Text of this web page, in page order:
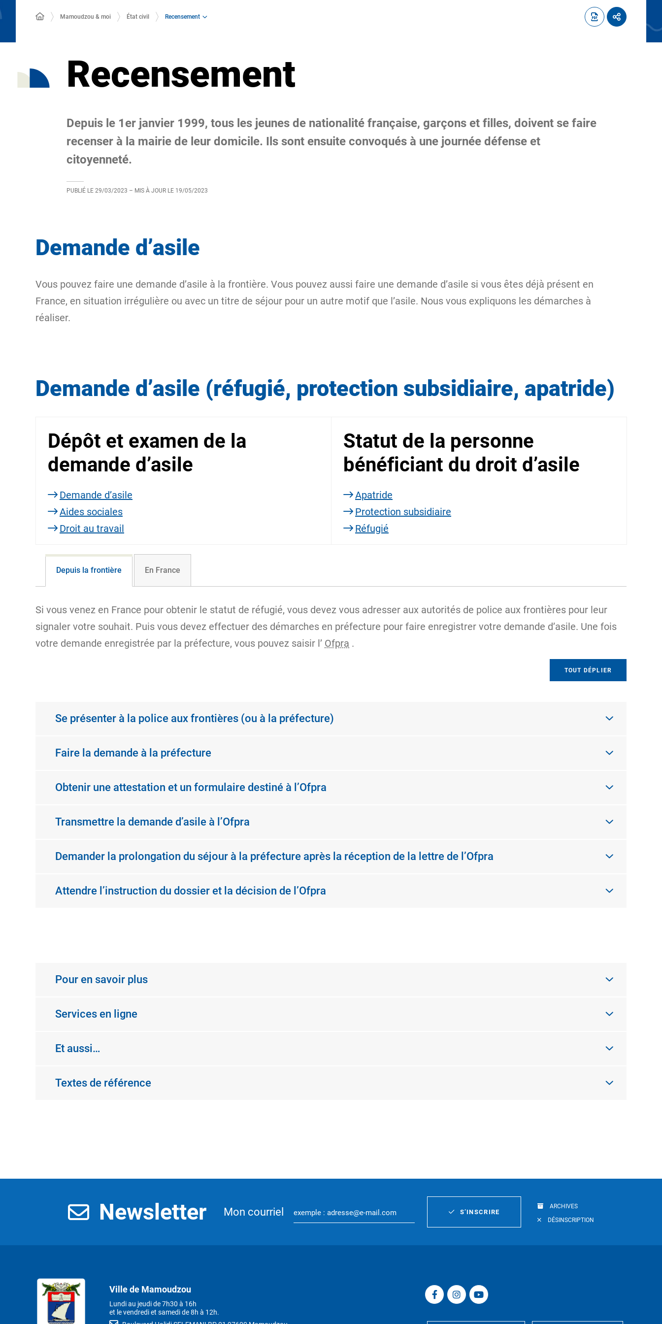
Mamoudzou & moi État civil Recensement
Recensement
Depuis le 1er janvier 1999, tous les jeunes de nationalité française, garçons et filles, doivent se faire
recenser à la mairie de leur domicile. Ils sont ensuite convoqués à une journée défense et
citoyenneté.
PUBLIÉ LE 29/03/2023 – MIS À JOUR LE 19/05/2023
Demande d’asile
Vous pouvez faire une demande d’asile à la frontière. Vous pouvez aussi faire une demande d’asile si vous êtes déjà présent en
France, en situation irrégulière ou avec un titre de séjour pour un autre motif que l’asile. Nous vous expliquons les démarches à
réaliser.
Demande d’asile (réfugié, protection subsidiaire, apatride)
Dépôt et examen de la
demande d’asile
Demande d’asile
Aides sociales
Droit au travail
Statut de la personne
bénéficiant du droit d’asile
Apatride
Protection subsidiaire
Réfugié
Depuis la frontière En France
Si vous venez en France pour obtenir le statut de réfugié, vous devez vous adresser aux autorités de police aux frontières pour leur
signaler votre souhait. Puis vous devez effectuer des démarches en préfecture pour faire enregistrer votre demande d’asile. Une fois
votre demande enregistrée par la préfecture, vous pouvez saisir l’ Ofpra .
TOUT DÉPLIER
Se présenter à la police aux frontières (ou à la préfecture)
Faire la demande à la préfecture
Obtenir une attestation et un formulaire destiné à l’Ofpra
Transmettre la demande d’asile à l’Ofpra
Demander la prolongation du séjour à la préfecture après la réception de la lettre de l’Ofpra
Attendre l’instruction du dossier et la décision de l’Ofpra
Pour en savoir plus
Services en ligne
Et aussi…
Textes de référence
Newsletter Mon courriel S’INSCRIRE
ARCHIVES
DÉSINSCRIPTION
Ville de Mamoudzou
Lundi au jeudi de 7h30 à 16h
et le vendredi et samedi de 8h à 12h.